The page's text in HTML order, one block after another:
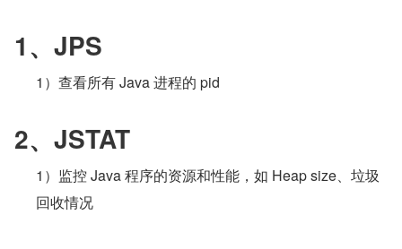
1、JPS
1）查看所有 Java 进程的 pid
2、JSTAT
1）监控 Java 程序的资源和性能，如 Heap size、垃圾
回收情况